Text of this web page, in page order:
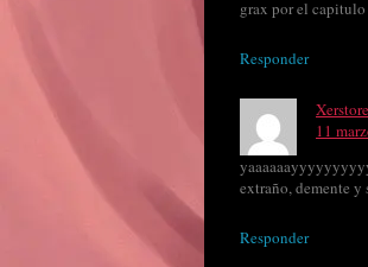
grax por el capitulo
Responder
11
extraño, demente
Responder